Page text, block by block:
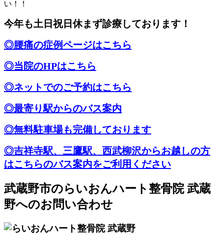
い！！
今年も土日祝日休まず診療しております！
◎腰痛の症例ページはこちら
◎当院のHPはこちら
◎ネットでのご予約はこちら
◎最寄り駅からのバス案内
◎無料駐車場も完備しております
◎吉祥寺駅、三鷹駅、西武柳沢からお越しの方
はこちらのバス案内をご利用ください
武蔵野市のらいおんハート整骨院 武蔵
野へのお問い合わせ